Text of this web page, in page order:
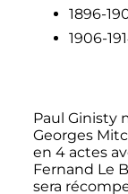
1896-
1906-
Paul Ginisty
Georges
en 4 actes
Fernand Le
sera